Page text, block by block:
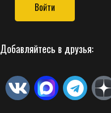
Войти
Добавляйтесь в друзья: